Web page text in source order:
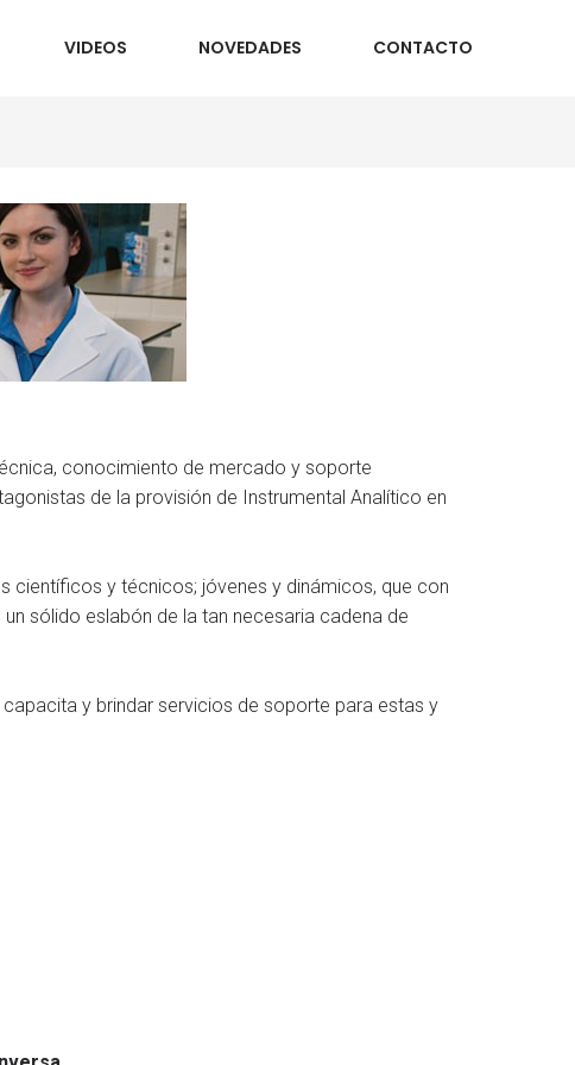
VIDEOS NOVEDADES CONTACTO
conocimiento de mercado y soporte
de la provisión de Instrumental Analítico en
científicos y técnicos; jóvenes y dinámicos, que con
sólido eslabón de la tan necesaria cadena de
capacita y brindar servicios de soporte para estas y